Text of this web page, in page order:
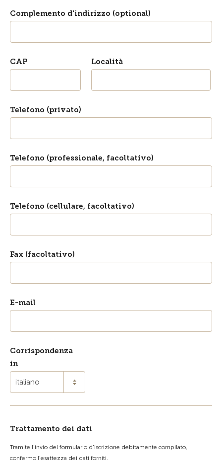
Complemento d'indirizzo (optional)
CAP Località
Telefono (privato)
Telefono (professionale, facoltativo)
Telefono (cellulare, facoltativo)
Fax (facoltativo)
E-mail
Corrispondenza
in
italiano
Trattamento dei dati
Tramite l'invio del formulario d'iscrizione debitamente compilato,
confermo l'esattezza dei dati forniti.